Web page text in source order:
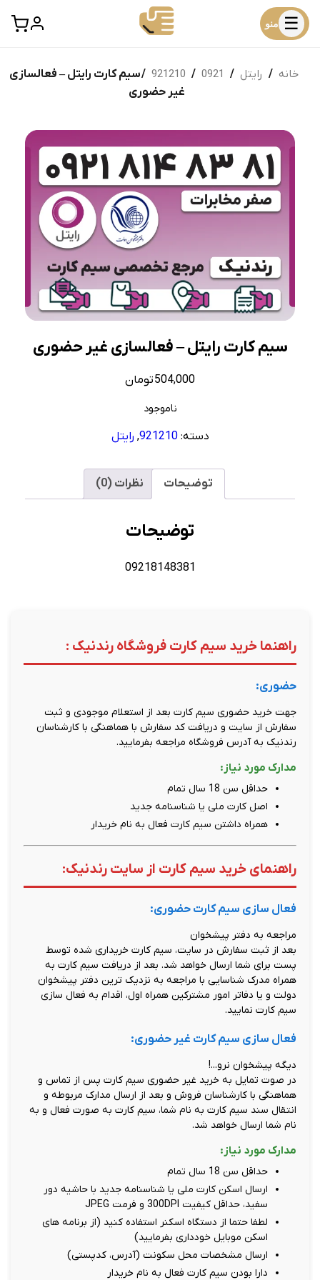
☰ منو
خانه / رایتل /
0921
/
921210 / سیم کارت رایتل – فعالسازی
غیر حضوری
سیم کارت رایتل – فعالسازی غیر حضوری
504,000تومان
ناموجود
دسته:921210
, رایتل
توضیحات نظرات (0)
توضیحات
09218148381
راهنما خرید سیم کارت فروشگاه رندنیک :
حضوری:
جهت خرید حضوری سیم کارت بعد از استعلام موجودی و ثبت
سفارش از سایت و دریافت کد سفارش با هماهنگی با کارشناسان
رندنیک به آدرس فروشگاه مراجعه بفرمایید.
مدارک مورد نیاز:
حداقل سن 18 سال تمام
اصل کارت ملی یا شناسنامه جدید
همراه داشتن سیم کارت فعال به نام خریدار
راهنمای خرید سیم کارت از سایت رندنیک:
فعال سازی سیم کارت حضوری:
مراجعه به دفتر پیشخوان
بعد از ثبت سفارش در سایت، سیم کارت خریداری شده توسط
پست برای شما ارسال خواهد شد. بعد از دریافت سیم کارت به
همراه مدرک شناسایی با مراجعه به نزدیک ترین دفتر پیشخوان
دولت و یا دفاتر امور مشترکین همراه اول، اقدام به فعال سازی
سیم کارت نمایید.
فعال سازی سیم کارت غیر حضوری:
دیگه پیشخوان نرو...!
در صوت تمایل به خرید غیر حضوری سیم کارت پس از تماس و
هماهنگی با کارشناسان فروش و بعد از ارسال مدارک مربوطه و
انتقال سند سیم کارت به نام شما، سیم کارت به صورت فعال و به
نام شما ارسال خواهد شد.
مدارک مورد نیاز:
حداقل سن 18 سال تمام
ارسال اسکن کارت ملی یا شناسنامه جدید با حاشیه دور
سفید، حداقل کیفیت 300DPI و فرمت JPEG
لطفا حتما از دستگاه اسکنر استفاده کنید (از برنامه های
اسکن موبایل خودداری بفرمایید)
ارسال مشخصات محل سکونت (آدرس، کدپستی)
دارا بودن سیم کارت فعال به نام خریدار